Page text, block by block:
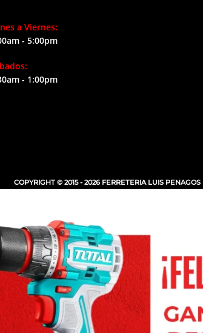
a Viernes:
- 5:00pm
- 1:00pm
COPYRIGHT © 2015 - 2026 FERRETERIA LUIS PENAGOS